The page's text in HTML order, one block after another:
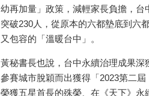
幼再加量」政策，減輕家長負擔，
突破230人，從原本的六都墊底到六
又包容的「溫暖台中」。
黃秘書長也說，台中永續治理成果
參賽城市脫穎而出獲得「2023第二
榮獲五星首長的殊榮、在《天下》